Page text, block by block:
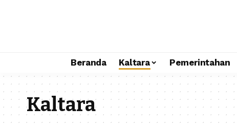
Beranda Kaltara Pemerintahan
Kaltara